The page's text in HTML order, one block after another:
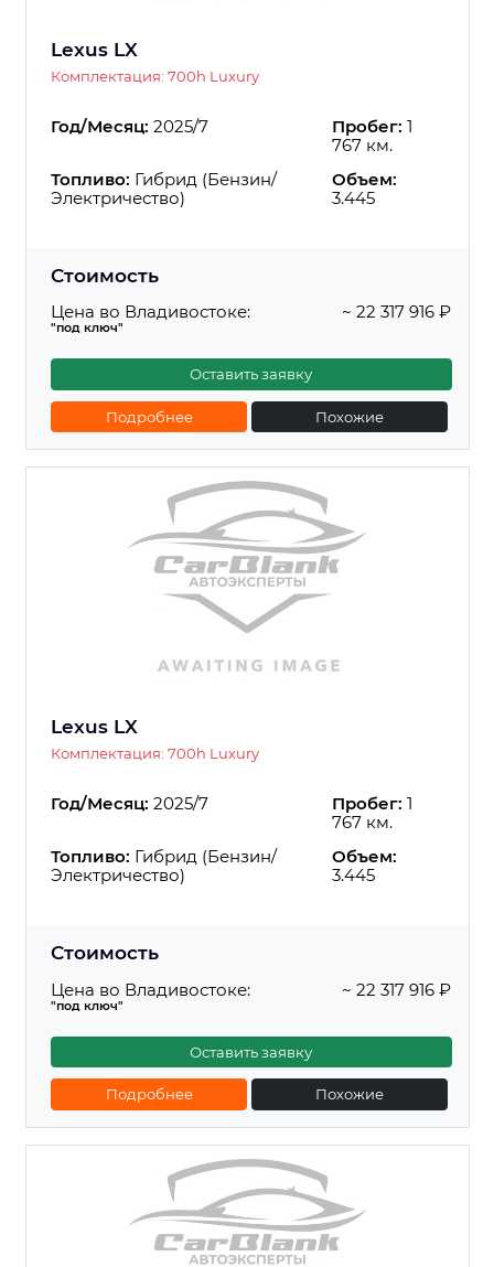
Lexus LX
Комплектация: 700h Luxury
Год/Месяц: 2025/7 Пробег: 1
767 км.
Топливо: Гибрид (Бензин/
Электричество)
Объем:
3.445
Стоимость
Цена во Владивостоке:
"под ключ"
~ 22 317 916 ₽
Оставить заявку
Подробнее Похожие
Lexus LX
Комплектация: 700h Luxury
Год/Месяц: 2025/7 Пробег: 1
767 км.
Топливо: Гибрид (Бензин/
Электричество)
Объем:
3.445
Стоимость
Цена во Владивостоке:
"под ключ"
~ 22 317 916 ₽
Оставить заявку
Подробнее Похожие